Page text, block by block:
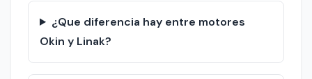
¿Que diferencia hay entre motores
Okin y Linak?